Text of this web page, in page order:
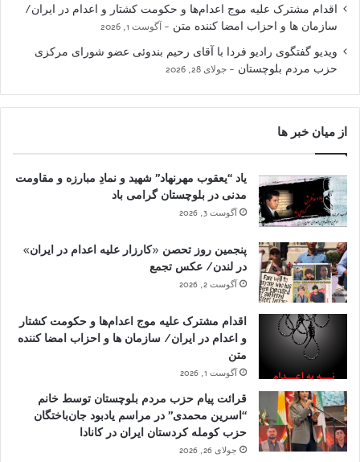
اقدام مشترک علیه موج اعدام‌ها و حکومت کشتار و اعدام در ایران/
سازمان ها و احزاب امضا کننده متن
آگوست 1, 2026
ویدیو گفتگوی رادیو فردا با آقای رحیم بندوئی عضو شورای مرکزی
حزب مردم بلوچستان
جولای 28, 2026
از میان خبر ها
یاد “یعقوب مهرنهاد” شهید و نمادِ مبارزه و مقاومت
مدنی در بلوچستان گرامی باد
آگوست 3, 2026
پنجمین روز تحصن «کارزار علیه اعدام در ایران»
در لندن/ عکس تجمع
آگوست 2, 2026
اقدام مشترک علیه موج اعدام‌ها و حکومت کشتار
و اعدام در ایران/ سازمان ها و احزاب امضا کننده
متن
آگوست 1, 2026
قرائت پیام حزب مردم بلوچستان توسط خانم
“اسرین محمدی” در مراسم یادبود جان‌باختگان
حزب کومله کردستان ایران در کانادا
جولای 26, 2026